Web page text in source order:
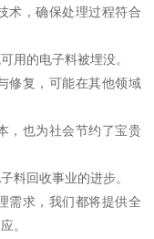
术，确保处理过程符合
用的电子料被埋没。
修复，可能在其他领域
，也为社会节约了宝贵
料回收事业的进步。
需求，我们都将提供全
。